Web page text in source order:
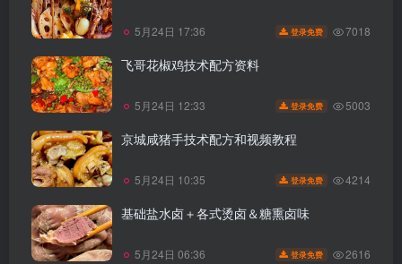
5月24日 17:36 登录免费 7018
飞哥花椒鸡技术配方资料
5月24日 12:33 登录免费 5003
京城咸猪手技术配方和视频教程
5月24日 10:35 登录免费 4214
基础盐水卤＋各式烫卤＆糖熏卤味
5月24日 06:36 登录免费 2616